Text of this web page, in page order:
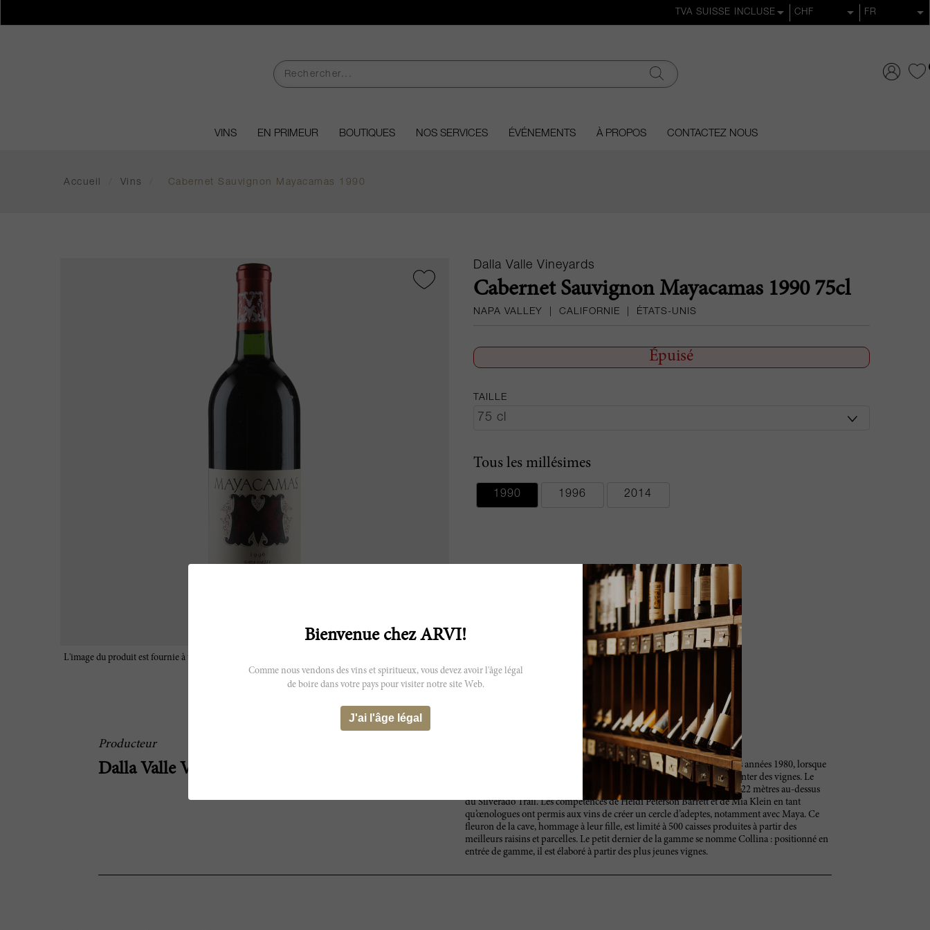
VINS EN PRIMEUR BOUTIQUES NOS SERVICES ÉVÉNEMENTS À PROPOS CONTACTEZ NOUS
Accueil Vins Cabernet Sauvignon Mayacamas 1990
L'image du produit est fournie à titre d'illustration uniquement et peut ne pas refléter exactement les
caractéristiques réelles du vin.
Dalla Valle Vineyards
Cabernet Sauvignon Mayacamas 1990 75cl
NAPA VALLEY CALIFORNIE ÉTATS-UNIS
Épuisé
TAILLE
Tous les millésimes
1990 1996 2014
Producteur
Dalla Valle Vineyards
Dalla Valle a été propulsé sur la scène vinicole de la Napa au début des années 1980, lorsque
Gustav et Naoko Dalla Valle ont acheté la propriété et commencé à planter des vignes. Le
vignoble domine la Napa Valley sur une terrasse en coteau perchée à 122 mètres au-dessus
du Silverado Trail. Les compétences de Heidi Peterson Barrett et de Mia Klein en tant
qu’œnologues ont permis aux vins de créer un cercle d’adeptes, notamment avec Maya. Ce
fleuron de la cave, hommage à leur fille, est limité à 500 caisses produites à partir des
meilleurs raisins et parcelles. Le petit dernier de la gamme se nomme Collina : positionné en
entrée de gamme, il est élaboré à partir des plus jeunes vignes.
Bienvenue chez ARVI!
Comme nous vendons des vins et spiritueux, vous devez avoir l'âge légal
de boire dans votre pays pour visiter notre site Web.
J'ai l'âge légal